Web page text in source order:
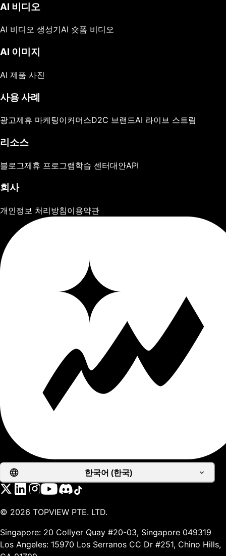
AI 비디오
AI 비디오 생성기AI 숏폼 비디오
AI 이미지
AI 제품 사진
사용 사례
광고제휴 마케팅이커머스D2C 브랜드AI 라이브 스트림
리소스
블로그제휴 프로그램학습 센터대안API
회사
개인정보 처리방침이용약관
한국어 (한국)
© 2026 TOPVIEW PTE. LTD.
Singapore: 20 Collyer Quay #20-03, Singapore 049319
Los Angeles: 15970 Los Serranos CC Dr #251, Chino Hills,